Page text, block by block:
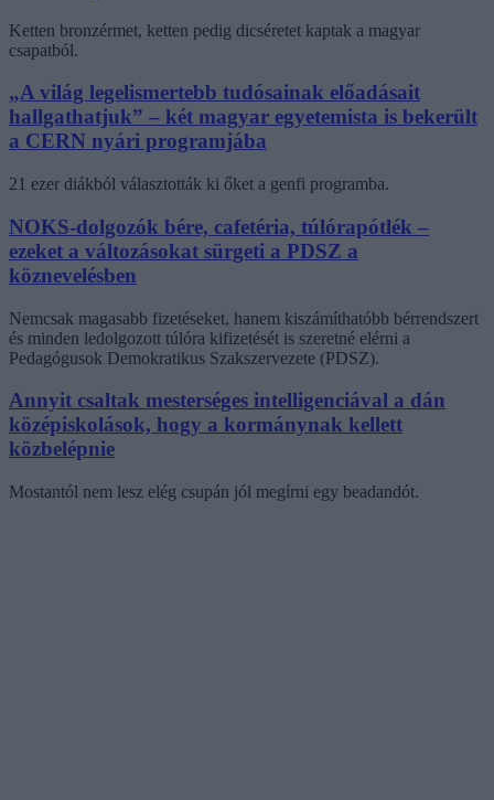
Ketten bronzérmet, ketten pedig dicséretet kaptak a magyar
csapatból.
„A világ legelismertebb tudósainak előadásait
hallgathatjuk” – két magyar egyetemista is bekerült
a CERN nyári programjába
21 ezer diákból választották ki őket a genfi programba.
NOKS-dolgozók bére, cafetéria, túlórapótlék –
ezeket a változásokat sürgeti a PDSZ a
köznevelésben
Nemcsak magasabb fizetéseket, hanem kiszámíthatóbb bérrendszert
és minden ledolgozott túlóra kifizetését is szeretné elérni a
Pedagógusok Demokratikus Szakszervezete (PDSZ).
Annyit csaltak mesterséges intelligenciával a dán
középiskolások, hogy a kormánynak kellett
közbelépnie
Mostantól nem lesz elég csupán jól megírni egy beadandót.